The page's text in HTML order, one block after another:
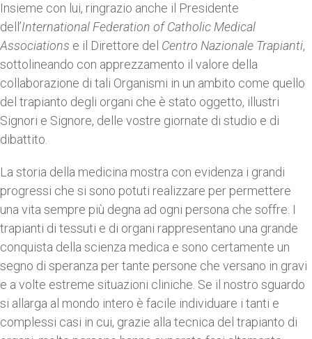
Insieme con lui, ringrazio anche il Presidente
dell’International Federation of Catholic Medical
Associations e il Direttore del Centro Nazionale Trapianti,
sottolineando con apprezzamento il valore della
collaborazione di tali Organismi in un ambito come quello
del trapianto degli organi che è stato oggetto, illustri
Signori e Signore, delle vostre giornate di studio e di
dibattito.
La storia della medicina mostra con evidenza i grandi
progressi che si sono potuti realizzare per permettere
una vita sempre più degna ad ogni persona che soffre. I
trapianti di tessuti e di organi rappresentano una grande
conquista della scienza medica e sono certamente un
segno di speranza per tante persone che versano in gravi
e a volte estreme situazioni cliniche. Se il nostro sguardo
si allarga al mondo intero è facile individuare i tanti e
complessi casi in cui, grazie alla tecnica del trapianto di